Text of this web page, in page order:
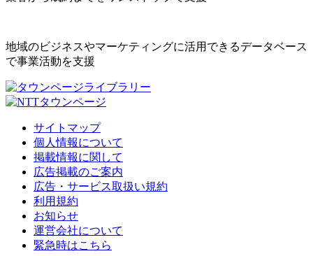
地域のビジネスやマーケティングに活用できるデータベース
で事業活動を支援
サイトマップ
個人情報について
掲載情報に関して
広告掲載のご案内
広告・サービス取扱い規約
利用規約
お知らせ
運営会社について
緊急時はこちら